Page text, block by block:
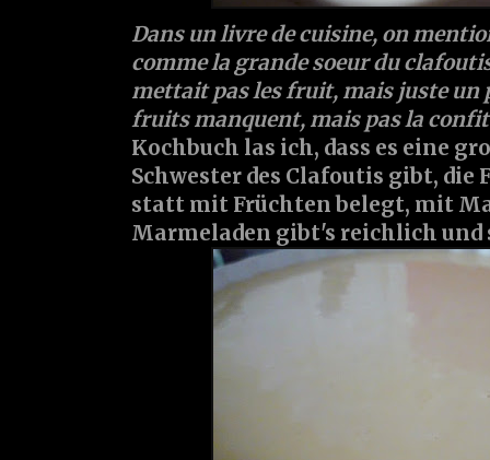
Dans un livre de cuisine, on
comme la grande soeur du
mettait pas les fruit, mais juste un
fruits manquent, mais pas la
Kochbuch las ich, dass es eine
Schwester des Clafoutis gibt, die
statt mit Früchten belegt, mit
Marmeladen gibt's reichlich und